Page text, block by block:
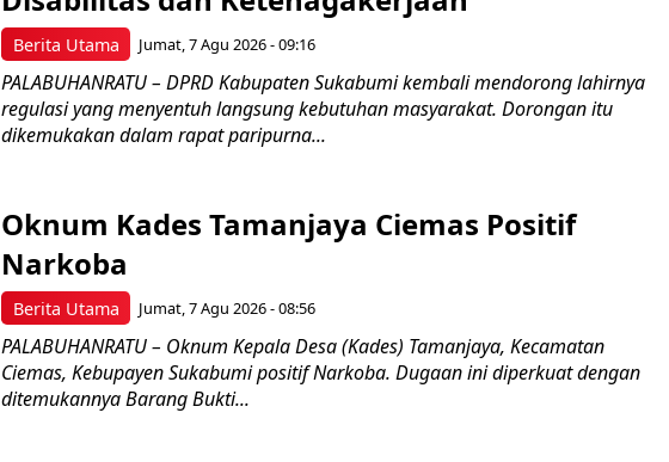
Berita Utama Jumat, 7 Agu 2026 - 09:16
PALABUHANRATU – DPRD Kabupaten Sukabumi kembali mendorong lahirnya
regulasi yang menyentuh langsung kebutuhan masyarakat. Dorongan itu
dikemukakan dalam rapat paripurna...
Berita Utama
Oknum Kades Tamanjaya Ciemas Positif
Narkoba
Jumat, 7 Agu 2026 - 08:56
PALABUHANRATU – Oknum Kepala Desa (Kades) Tamanjaya, Kecamatan
Ciemas, Kebupayen Sukabumi positif Narkoba. Dugaan ini diperkuat dengan
ditemukannya Barang Bukti...